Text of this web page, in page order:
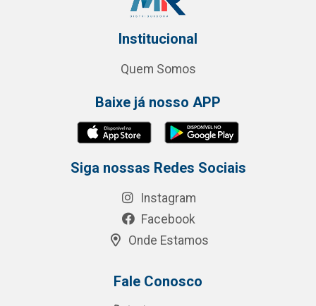
Institucional
Quem Somos
Baixe já nosso APP
Siga nossas Redes Sociais
Instagram
Facebook
Onde Estamos
Fale Conosco